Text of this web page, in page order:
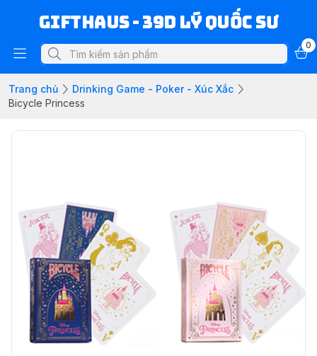
Gifthaus - 39D Lý Quốc Sư
0
Trang chủ
Drinking Game - Poker - Xúc Xắc
Bicycle Princess